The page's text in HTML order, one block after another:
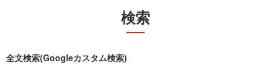
検索
全文検索(Googleカスタム検索)